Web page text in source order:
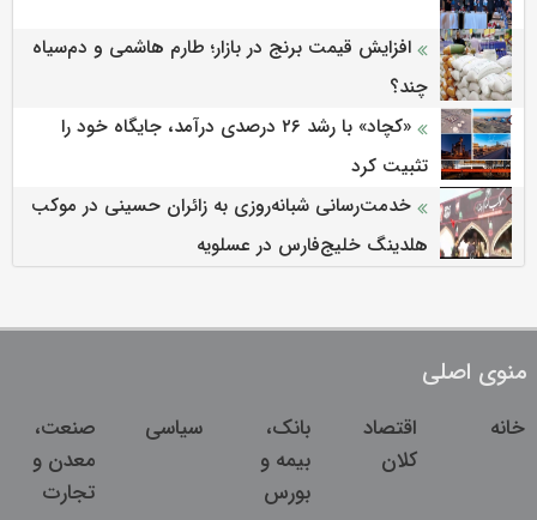
افزایش قیمت برنج در بازار؛ طارم هاشمی و دم‌سیاه
چند؟
«کچاد» با رشد ۲۶ درصدی درآمد، جایگاه خود را
تثبیت کرد
خدمت‌رسانی شبانه‌روزی به زائران حسینی در موکب
هلدینگ خلیج‌فارس در عسلویه
منوی اصلی
خانه
اقتصاد
کلان
بانک،
بیمه و
بورس
سیاسی
صنعت،
معدن و
تجارت